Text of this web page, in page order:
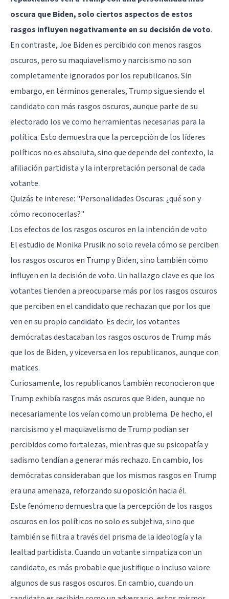
oscura que Biden, solo ciertos aspectos de estos
rasgos influyen negativamente en su decisión de voto.
En contraste, Joe Biden es percibido con menos rasgos
oscuros, pero su maquiavelismo y narcisismo no son
completamente ignorados por los republicanos. Sin
embargo, en términos generales, Trump sigue siendo el
candidato con más rasgos oscuros, aunque parte de su
electorado los ve como herramientas necesarias para la
política. Esto demuestra que la percepción de los líderes
políticos no es absoluta, sino que depende del contexto, la
afiliación partidista y la interpretación personal de cada
votante.
Quizás te interese: "Personalidades Oscuras: ¿qué son y
cómo reconocerlas?"
Los efectos de los rasgos oscuros en la intención de voto
El estudio de Monika Prusik no solo revela cómo se perciben
los rasgos oscuros en Trump y Biden, sino también cómo
influyen en la decisión de voto. Un hallazgo clave es que los
votantes tienden a preocuparse más por los rasgos oscuros
que perciben en el candidato que rechazan que por los que
ven en su propio candidato. Es decir, los votantes
demócratas destacaban los rasgos oscuros de Trump más
que los de Biden, y viceversa en los republicanos, aunque con
matices.
Curiosamente, los republicanos también reconocieron que
Trump exhibía rasgos más oscuros que Biden, aunque no
necesariamente los veían como un problema. De hecho, el
narcisismo y el maquiavelismo de Trump podían ser
percibidos como fortalezas, mientras que su psicopatía y
sadismo tendían a generar más rechazo. En cambio, los
demócratas consideraban que los mismos rasgos en Trump
era una amenaza, reforzando su oposición hacia él.
Este fenómeno demuestra que la percepción de los rasgos
oscuros en los políticos no solo es subjetiva, sino que
también se filtra a través del prisma de la ideología y la
lealtad partidista. Cuando un votante simpatiza con un
candidato, es más probable que justifique o incluso valore
algunos de sus rasgos oscuros. En cambio, cuando un